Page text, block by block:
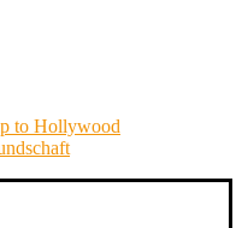
to Hollywood